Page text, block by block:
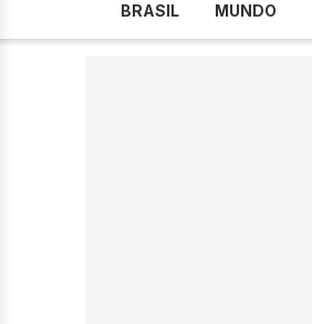
BRASIL MUNDO